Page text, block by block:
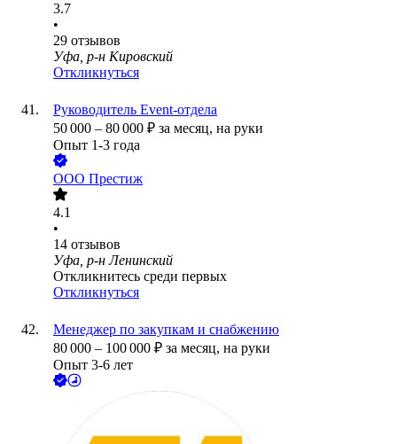
3.7
•
29 отзывов
Уфа, р-н Кировский
Откликнуться
Руководитель Event-отдела
50 000 – 80 000 ₽ за месяц, на руки
Опыт 1-3 года
ООО Престиж
4.1
•
14 отзывов
Уфа, р-н Ленинский
Откликнитесь среди первых
Откликнуться
Менеджер по закупкам и снабжению
80 000 – 100 000 ₽ за месяц, на руки
Опыт 3-6 лет